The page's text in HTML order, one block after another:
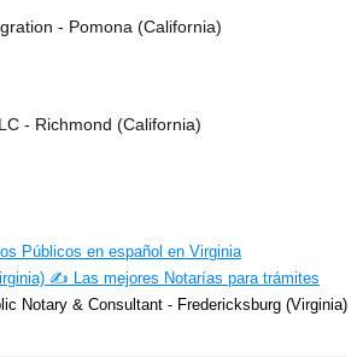
- Pomona (California)
- Richmond (California)
Públicos en español en Virginia
✍️ Las mejores Notarías para trámites
Notary & Consultant - Fredericksburg (Virginia)